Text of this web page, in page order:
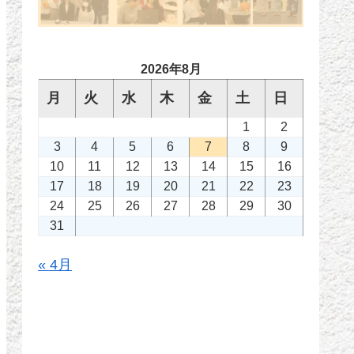
2026年8月
月 火 水 木 金 土 日
1
2
3
4 5 6 7 8
9
10
11 12 13 14 15
16
17
18 19 20 21 22
23
24
25 26 27 28 29
30
31
« 4月